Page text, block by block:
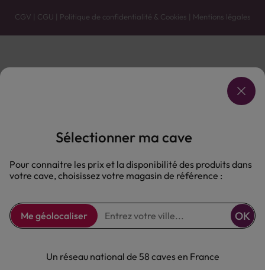
29.50 €
CGV | CGU | Politique de confidentialité & Cookies | Mentions légales
Vente uniquement en caves. Contactez votre caviste pour plus de renseignements.
L'ABUS D'ALCOOL EST DANGEREUX POUR LA SANTÉ, À CONSOMMER AVEC MODÉRATION.
Sélectionner ma cave
Pour connaitre les prix et la disponibilité des produits dans
votre cave, choisissez votre magasin de référence :
Me géolocaliser OK
Un réseau national de 58 caves en France